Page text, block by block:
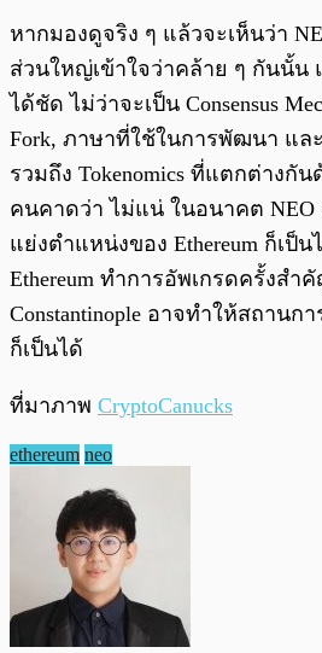
หากมองดูจริง ๆ แล้วจะเห็นว่า
ส่วนใหญ่เข้าใจว่าคล้าย ๆ กันนั้น
ได้ชัด ไม่ว่าจะเป็น Consensus
Fork, ภาษาที่ใช้ในการพัฒนา แล
รวมถึง Tokenomics ที่แตกต่างกั
คนคาดว่า ไม่แน่ ในอนาคต
แย่งตำแหน่งของ Ethereum ก็เป็
Ethereum ทำการอัพเกรดครั้งสำ
Constantinople อาจทำให้สถาน
ก็เป็นได้
ที่มาภาพ CryptoCanucks
ethereum neo